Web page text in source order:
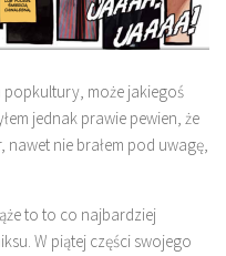
popkultury, może jakiegoś
jednak prawie pewien, że
nawet nie brałem pod uwagę,
to to co najbardziej
W piątej części swojego